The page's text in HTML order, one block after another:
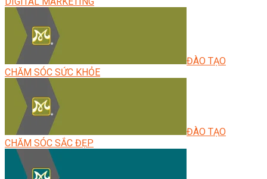
ĐÀO TẠO
CHĂM SÓC SỨC KHỎE
ĐÀO TẠO
CHĂM SÓC SẮC ĐẸP